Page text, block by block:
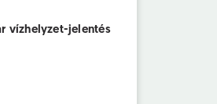
vízhelyzet-jelentés